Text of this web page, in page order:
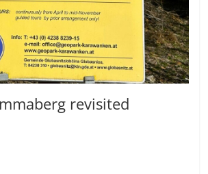
revisited